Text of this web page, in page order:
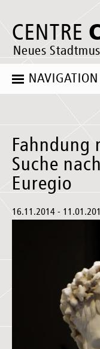
CENTRE
Neues
NAVIGATION
Fahndung
Suche
Euregio
16.11.2014 -